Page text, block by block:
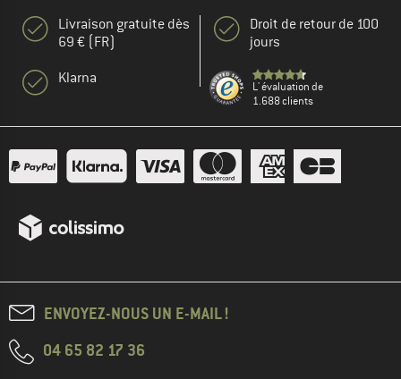
Livraison gratuite dès
69 € (FR)
Klarna
Droit de retour de 100
jours
L' évaluation de
1.688 clients
ENVOYEZ-NOUS UN E-MAIL !
04 65 82 17 36